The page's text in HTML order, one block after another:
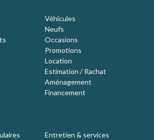
Véhicules
Neufs
Occasions
Promotions
Location
Estimation / Rachat
Aménagement
Financement
Entretien & services